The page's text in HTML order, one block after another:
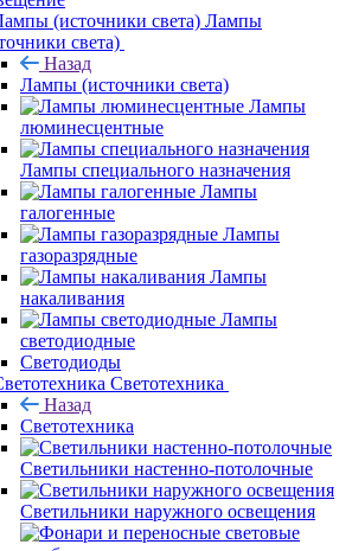
Лампы
света)
Назад
Лампы (источники света)
Лампы
люминесцентные
Лампы специального назначения
Лампы
галогенные
Лампы
газоразрядные
Лампы
накаливания
Лампы
светодиодные
Светодиоды
Светотехника
Назад
Светотехника
Светильники настенно-потолочные
Светильники наружного освещения